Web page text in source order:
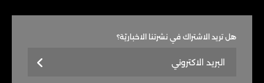
هل تريد الاشتراك في نشرتنا الاخباريّة؟